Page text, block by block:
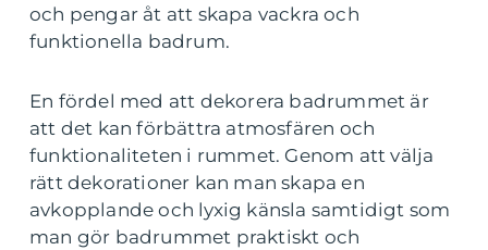
och pengar åt att skapa vackra och
funktionella badrum.
En fördel med att dekorera badrummet är
att det kan förbättra atmosfären och
funktionaliteten i rummet. Genom att välja
rätt dekorationer kan man skapa en
avkopplande och lyxig känsla samtidigt som
man gör badrummet praktiskt och